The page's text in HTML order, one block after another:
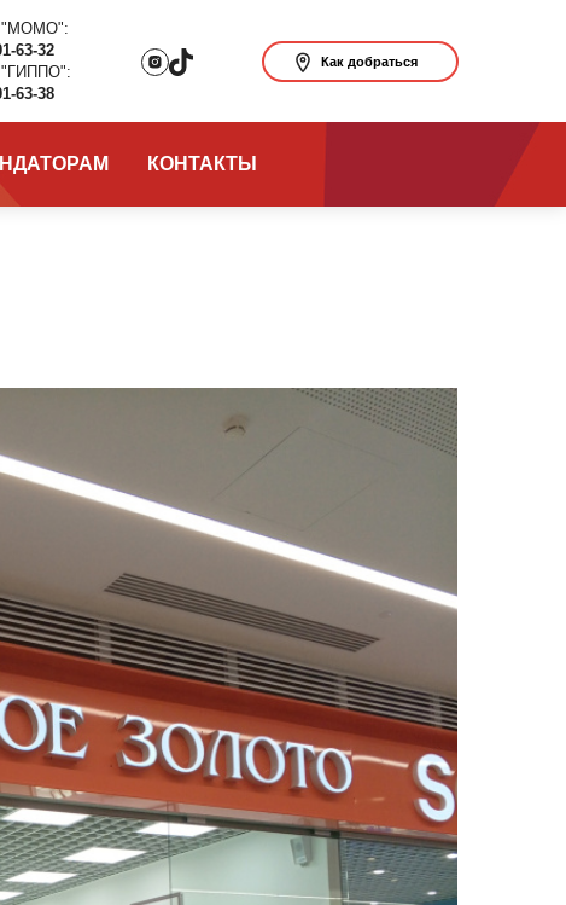
КОНТАКТЫ
"МОМО":
63-32
"ГИППО":
63-38
Как добраться